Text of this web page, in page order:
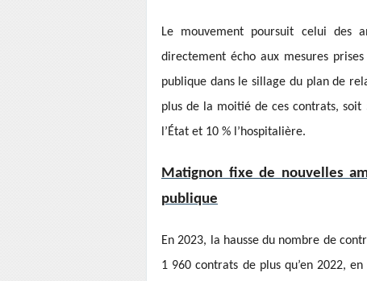
Le mouvement poursuit celui des
directement écho aux mesures
publique dans le sillage du plan de
plus de la moitié de ces contrats,
l’État et 10 % l’hospitalière.
Matignon fixe de nouvelles
publique
En 2023, la hausse du nombre de
1 960 contrats de plus qu’en 2022,